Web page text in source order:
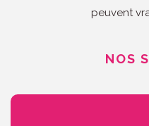
peuvent
NOS